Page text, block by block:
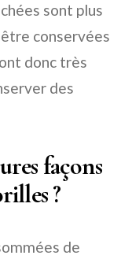
sont plus
conservées
donc très
des
façons
?
de